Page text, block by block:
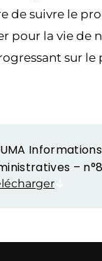
de suivre le
pour la vie de
sur le
Informations
– n°8